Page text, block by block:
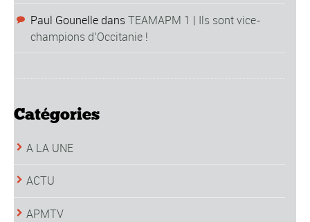
Paul Gounelle dansTEAMAPM 1 | Ils sont vice-
champions d’Occitanie !
Catégories
A LA UNE
ACTU
APMTV